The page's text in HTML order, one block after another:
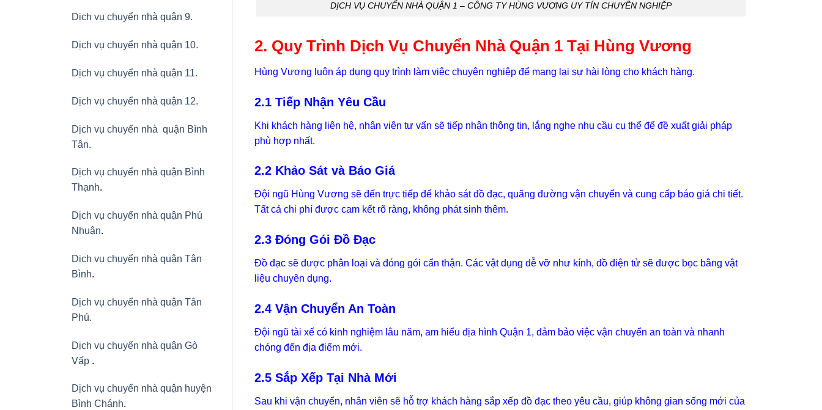
Dịch vụ chuyển nhà quận 9.
Dịch vụ chuyển nhà quận 10.
Dịch vụ chuyển nhà quận 11.
Dịch vụ chuyển nhà quận 12.
Dịch vụ chuyển nhà quận Bình
Tân.
Dịch vụ chuyển nhà quận Bình
Thạnh.
Dịch vụ chuyển nhà quận Phú
Nhuận.
Dịch vụ chuyển nhà quận Tân
Bình.
Dịch vụ chuyển nhà quận Tân
Phú.
Dịch vụ chuyển nhà quận Gò
Vấp .
Dịch vụ chuyển nhà quận huyện
Bình Chánh.
DỊCH VỤ CHUYỂN NHÀ QUẬN 1 – CÔNG TY HÙNG VƯƠNG UY TÍN CHUYÊN NGHIỆP
2. Quy Trình Dịch Vụ Chuyển Nhà Quận 1 Tại Hùng Vương
Hùng Vương luôn áp dụng quy trình làm việc chuyên nghiệp để mang lại sự hài lòng cho khách hàng.
2.1 Tiếp Nhận Yêu Cầu
Khi khách hàng liên hệ, nhân viên tư vấn sẽ tiếp nhận thông tin, lắng nghe nhu cầu cụ thể để đề xuất giải pháp
phù hợp nhất.
2.2 Khảo Sát và Báo Giá
Đội ngũ Hùng Vương sẽ đến trực tiếp để khảo sát đồ đạc, quãng đường vận chuyển và cung cấp báo giá chi tiết.
Tất cả chi phí được cam kết rõ ràng, không phát sinh thêm.
2.3 Đóng Gói Đồ Đạc
Đồ đạc sẽ được phân loại và đóng gói cẩn thận. Các vật dụng dễ vỡ như kính, đồ điện tử sẽ được bọc bằng vật
liệu chuyên dụng.
2.4 Vận Chuyển An Toàn
Đội ngũ tài xế có kinh nghiệm lâu năm, am hiểu địa hình Quận 1, đảm bảo việc vận chuyển an toàn và nhanh
chóng đến địa điểm mới.
2.5 Sắp Xếp Tại Nhà Mới
Sau khi vận chuyển, nhân viên sẽ hỗ trợ khách hàng sắp xếp đồ đạc theo yêu cầu, giúp không gian sống mới của